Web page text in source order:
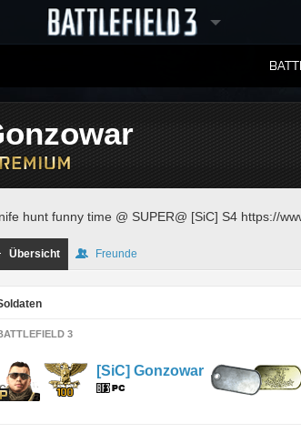
hunt funny time @ SUPER@ [SiC] S4 https://
Übersicht Freunde
3
[SiC] Gonzowar